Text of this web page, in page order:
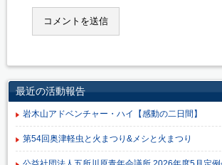
最近の活動報告
岩木山アドベンチャー・ハイ【感動の二日間】
第54回奥津軽虫と火まつり&メシと火まつり